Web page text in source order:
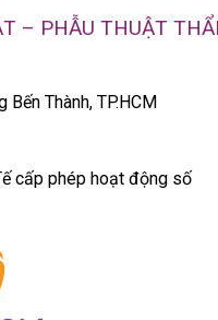
– PHẪU THUẬT
Thành, TP.HCM
cấp phép hoạt động số